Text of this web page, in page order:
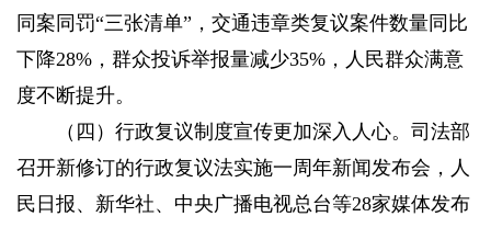
同案同罚“三张清单”，交通违章类复议案件数量同比
下降28%，群众投诉举报量减少35%，人民群众满意
度不断提升。
（四）行政复议制度宣传更加深入人心。 司法部
召开新修订的行政复议法实施一周年新闻发布会，人
民日报、新华社、中央广播电视总台等28家媒体发布